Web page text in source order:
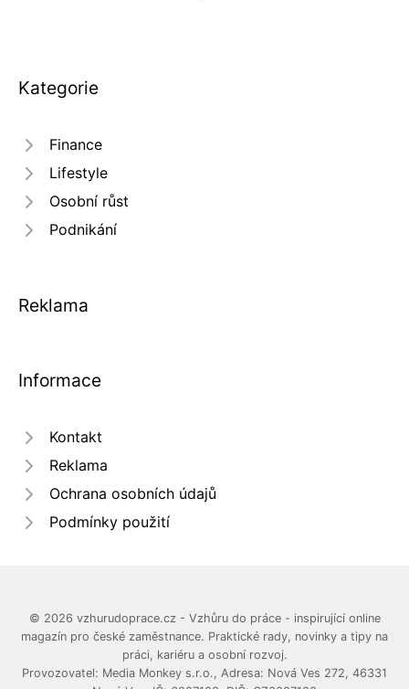
Kategorie
Finance
Lifestyle
Osobní růst
Podnikání
Reklama
Informace
Kontakt
Reklama
Ochrana osobních údajů
Podmínky použití
© 2026 vzhurudoprace.cz - Vzhůru do práce - inspirující online
magazín pro české zaměstnance. Praktické rady, novinky a tipy na
práci, kariéru a osobní rozvoj.
Provozovatel: Media Monkey s.r.o., Adresa: Nová Ves 272, 46331